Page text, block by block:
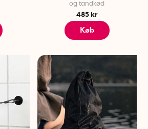
og tandkød
485 kr
Køb